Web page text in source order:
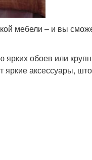
мебели – и вы
обоев или
яркие аксессуары,